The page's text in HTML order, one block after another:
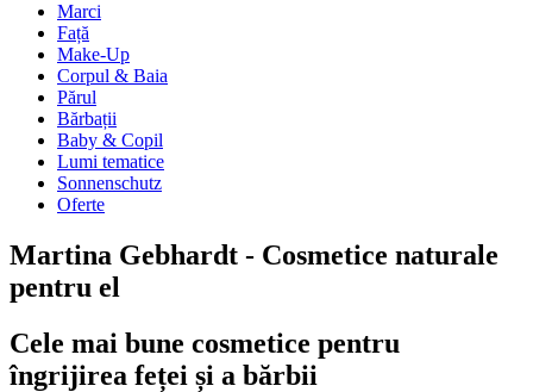
Marci
Față
Make-Up
Corpul & Baia
Părul
Bărbații
Baby & Copil
Lumi tematice
Sonnenschutz
Oferte
Martina Gebhardt - Cosmetice naturale
pentru el
Cele mai bune cosmetice pentru
îngrijirea feței și a bărbii